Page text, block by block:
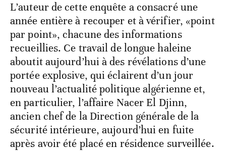
L’auteur de cette enquête a consacré une
année entière à recouper et à vérifier, «point
par point», chacune des informations
recueillies. Ce travail de longue haleine
aboutit aujourd’hui à des révélations d’une
portée explosive, qui éclairent d’un jour
nouveau l’actualité politique algérienne et,
en particulier, l’affaire Nacer El Djinn,
ancien chef de la Direction générale de la
sécurité intérieure, aujourd’hui en fuite
après avoir été placé en résidence surveillée.